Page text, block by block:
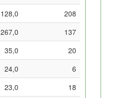
128,0
208
267,0
137
35,0
20
24,0
6
23,0
18